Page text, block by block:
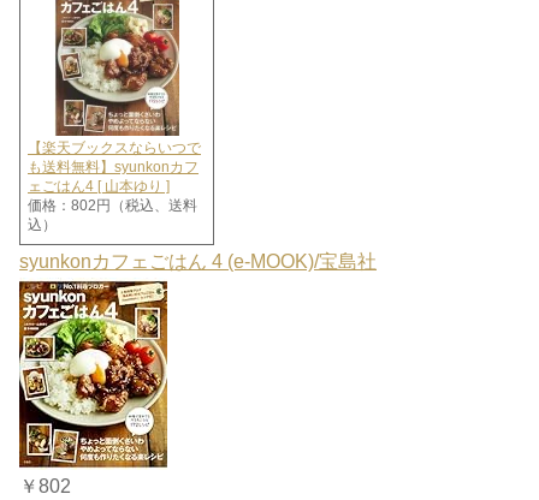
【楽天ブックスならいつで
も送料無料】syunkonカフ
ェごはん4 [ 山本ゆり ]
価格：802円（税込、送料
込）
syunkonカフェごはん 4 (e-MOOK)/宝島社
￥802